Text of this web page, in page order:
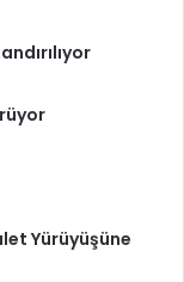
Yürüyüşüne